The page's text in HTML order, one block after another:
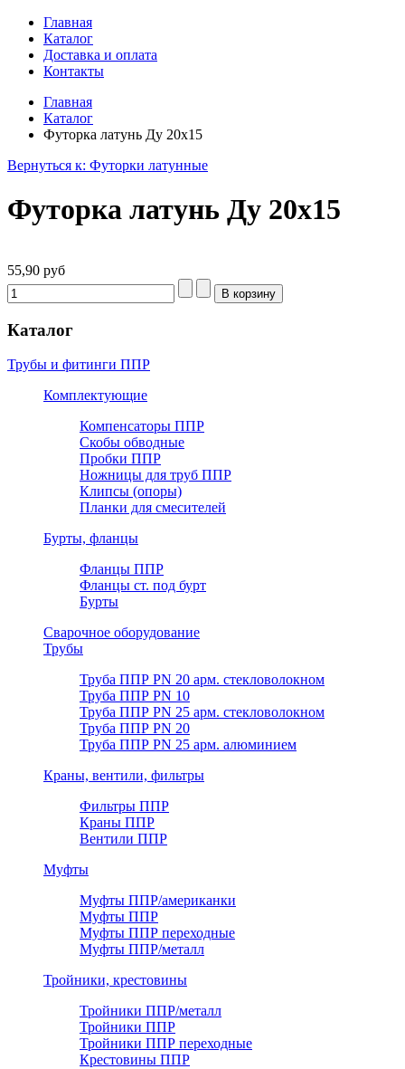
Главная
Каталог
Доставка и оплата
Контакты
Главная
Каталог
Футорка латунь Ду 20х15
Вернуться к: Футорки латунные
Футорка латунь Ду 20х15
55,90 руб
Каталог
Трубы и фитинги ППР
Комплектующие
Компенсаторы ППР
Скобы обводные
Пробки ППР
Ножницы для труб ППР
Клипсы (опоры)
Планки для смесителей
Бурты, фланцы
Фланцы ППР
Фланцы ст. под бурт
Бурты
Сварочное оборудование
Трубы
Труба ППР PN 20 арм. стекловолокном
Труба ППР PN 10
Труба ППР PN 25 арм. стекловолокном
Труба ППР PN 20
Труба ППР PN 25 арм. алюминием
Краны, вентили, фильтры
Фильтры ППР
Краны ППР
Вентили ППР
Муфты
Муфты ППР/американки
Муфты ППР
Муфты ППР переходные
Муфты ППР/металл
Тройники, крестовины
Тройники ППР/металл
Тройники ППР
Тройники ППР переходные
Крестовины ППР